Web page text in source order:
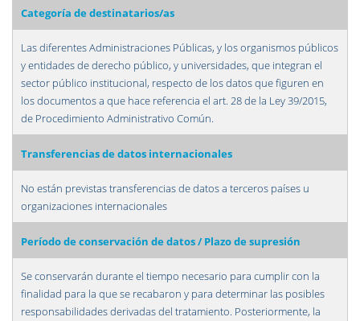
Categoría de destinatarios/as
Las diferentes Administraciones Públicas, y los organismos públicos
y entidades de derecho público, y universidades, que integran el
sector público institucional, respecto de los datos que figuren en
los documentos a que hace referencia el art. 28 de la Ley 39/2015,
de Procedimiento Administrativo Común.
Transferencias de datos internacionales
No están previstas transferencias de datos a terceros países u
organizaciones internacionales
Período de conservación de datos / Plazo de supresión
Se conservarán durante el tiempo necesario para cumplir con la
finalidad para la que se recabaron y para determinar las posibles
responsabilidades derivadas del tratamiento. Posteriormente, la